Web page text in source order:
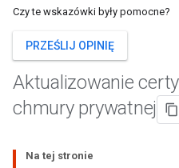
Czy te wskazówki były pomocne?
PRZEŚLIJ OPINIĘ
Aktualizowanie
chmury prywatnej
Na tej stronie